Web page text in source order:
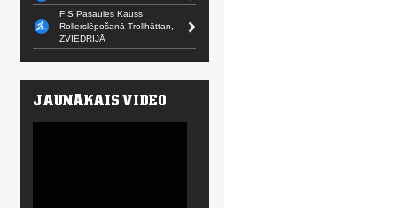
FIS Pasaules Kauss
Rollerslēpošanā Trollhättan,
ZVIEDRIJĀ